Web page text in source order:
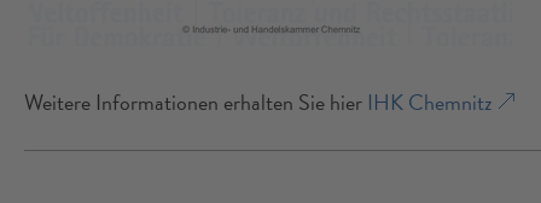
Weitere Informationen erhalten Sie hier IHK Chemnitz